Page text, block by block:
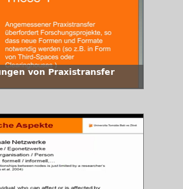
von Praxistransfer